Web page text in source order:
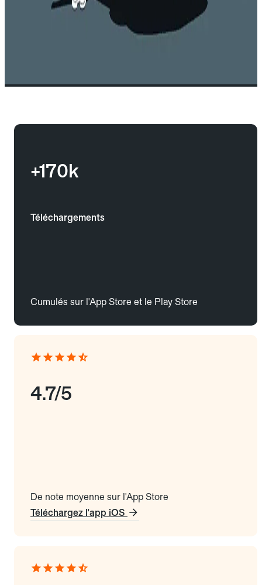
+170k
Téléchargements
Cumulés sur l'App Store et le Play Store
4.7/5
De note moyenne sur l'App Store
Téléchargez l'app iOS